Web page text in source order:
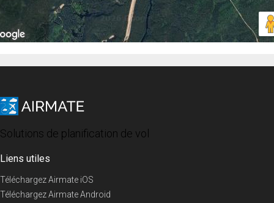
Solutions de planification de vol
Liens utiles
Téléchargez Airmate iOS
Téléchargez Airmate Android